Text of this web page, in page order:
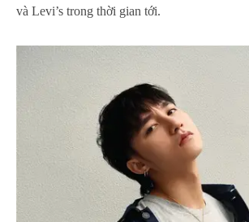
và Levi’s trong thời gian tới.